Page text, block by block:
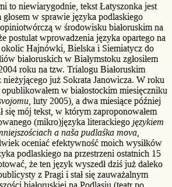
to niewiarygodnie, tekst Łatyszonka jest
w sprawie języka podlaskiego
w środowisku białoruskim na
postulat wprowadzenia języka opartego na
Hajnówki, Bielska i Siemiatycz do
białoruskich w Białymstoku zgłosiłem
roku na tzw. Trialogu Białoruskim
już Sokrata Janowicza. W roku
w białostockim miesięczniku
, luty 2005), a dwa miesiące później
się mój tekst, w którym zaproponowałem
(mikro)języka literackiego językiem
a naša pudlaśka mova
oceniać efektywność moich wysiłków
podlaskiego na przestrzeni ostatnich 15
że ten język wyszedł dziś już daleko
z Pragi i stał się zauważalnym
białoruskiej na Podlasiu (teatr po